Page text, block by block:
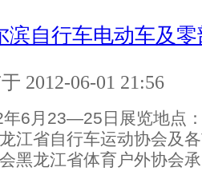
滨自行车电动车及
2012-06-01 21:56
年6月23—25日展览地点
江省自行车运动协会及
黑龙江省体育户外协会